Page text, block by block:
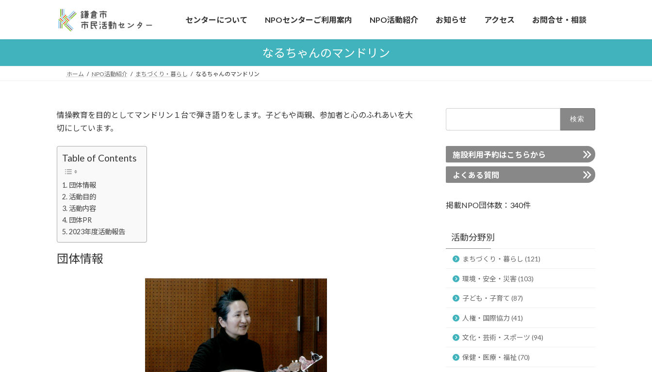
ン
へ
ー
ョ
センターについて NPOセンターご利用案内 NPO活動紹介 お知らせ アクセス お問合せ・相談
なるちゃんのマンドリン
ホーム NPO活動紹介 まちづくり・暮らし なるちゃんのマンドリン
情操教育を目的としてマンドリン１台で弾き語りをします。子どもや両親、参加者と心のふれあいを大
切にしています。
Table of Contents
団体情報
活動目的
活動内容
団体PR
2023年度活動報告
団体情報
施設利用予約はこちらから
よくある質問
掲載NPO団体数：340件
活動分野別
まちづくり・暮らし (121)
環境・安全・災害 (103)
子ども・子育て (87)
人権・国際協力 (41)
文化・芸術・スポーツ (94)
保健・医療・福祉 (70)